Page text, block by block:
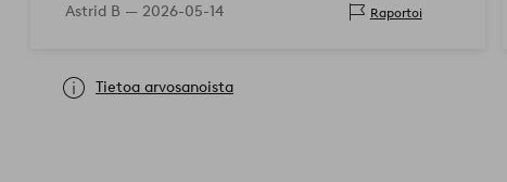
Astrid B — 2026-05-14 Raportoi
Tietoa arvosanoista